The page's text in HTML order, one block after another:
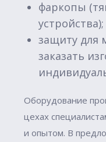
фаркопы
устройства);
защиту для
заказать
Оборудование
цехах
и опытом. В